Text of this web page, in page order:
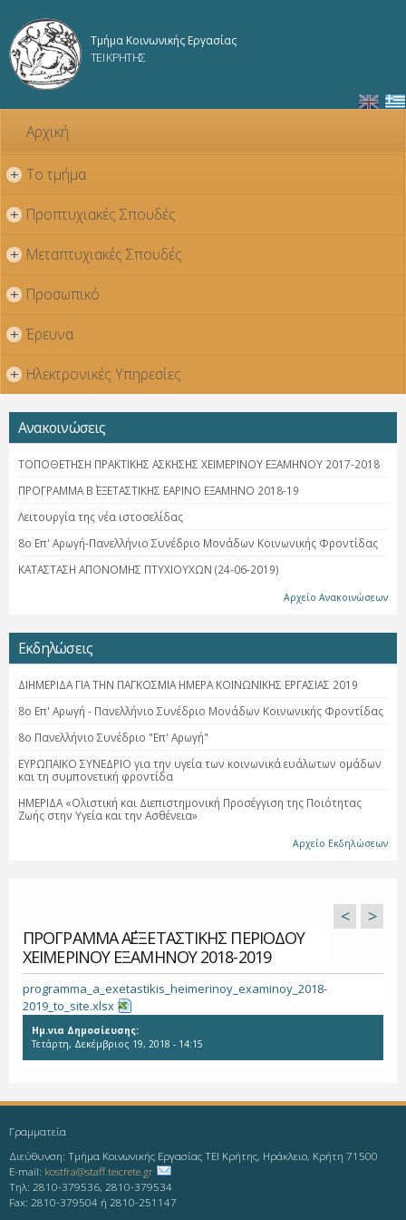
κυρίως
Τμήμα Κοινωνικής Εργασίας
ΤΕΙ ΚΡΗΤΗΣ
Αρχική
+ Το τμήμα
+ Προπτυχιακές Σπουδές
+ Μεταπτυχιακές Σπουδές
+ Προσωπικό
+ Έρευνα
+ Ηλεκτρονικές Υπηρεσίες
Ανακοινώσεις
ΤΟΠΟΘΕΤΗΣΗ ΠΡΑΚΤΙΚΗΣ ΑΣΚΗΣΗΣ ΧΕΙΜΕΡΙΝΟΥ ΕΞΑΜΗΝΟΥ 2017-2018
ΠΡΟΓΡΑΜΜΑ Β΄ ΕΞΕΤΑΣΤΙΚΗΣ ΕΑΡΙΝΟ ΕΞΑΜΗΝΟ 2018-19
Λειτουργία της νέα ιστοσελίδας
8ο Επ' Αρωγή-Πανελλήνιο Συνέδριο Μονάδων Κοινωνικής Φροντίδας
ΚΑΤΑΣΤΑΣΗ ΑΠΟΝΟΜΗΣ ΠΤΥΧΙΟΥΧΩΝ (24-06-2019)
Αρχείο Ανακοινώσεων
Εκδηλώσεις
ΔΙΗΜΕΡΙΔΑ ΓΙΑ ΤΗΝ ΠΑΓΚΟΣΜΙΑ ΗΜΕΡΑ ΚΟΙΝΩΝΙΚΗΣ ΕΡΓΑΣΙΑΣ 2019
8ο Επ' Αρωγή - Πανελλήνιο Συνέδριο Μονάδων Κοινωνικής Φροντίδας
8ο Πανελλήνιο Συνέδριο "Επ' Αρωγή"
ΕΥΡΩΠΑΪΚΟ ΣΥΝΕΔΡΙΟ για την υγεία των κοινωνικά ευάλωτων ομάδων
και τη συμπονετική φροντίδα
ΗΜΕΡΙΔΑ «Ολιστική και Διεπιστημονική Προσέγγιση της Ποιότητας
Ζωής στην Υγεία και την Ασθένεια»
Αρχείο Εκδηλώσεων
ΠΡΟΓΡΑΜΜΑ Α΄ΕΞΕΤΑΣΤΙΚΗΣ ΠΕΡΙΟΔΟΥ
ΧΕΙΜΕΡΙΝΟΥ ΕΞΑΜΗΝΟΥ 2018-2019
< >
programma_a_exetastikis_heimerinoy_examinoy_2018-
2019_to_site.xlsx
Ημ.νια Δημοσίευσης:
Τετάρτη, Δεκέμβριος 19, 2018 - 14:15
Γραμματεία
Διεύθυνση: Τμήμα Κοινωνικής Εργασίας ΤΕΙ Κρήτης, Ηράκλειο, Κρήτη 71500
E-mail: kostfra@staff.teicrete.gr
Τηλ: 2810-379536, 2810-379534
Fax: 2810-379504 ή 2810-251147